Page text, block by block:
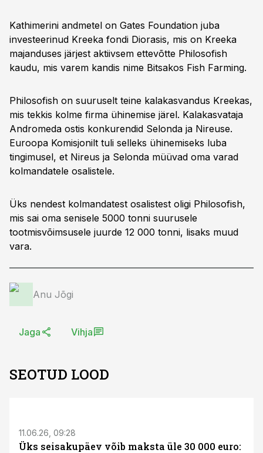
Kathimerini andmetel on Gates Foundation juba
investeerinud Kreeka fondi Diorasis, mis on Kreeka
majanduses järjest aktiivsem ettevõtte Philosofish
kaudu, mis varem kandis nime Bitsakos Fish Farming.
Philosofish on suuruselt teine kalakasvandus Kreekas,
mis tekkis kolme firma ühinemise järel. Kalakasvataja
Andromeda ostis konkurendid Selonda ja Nireuse.
Euroopa Komisjonilt tuli selleks ühinemiseks luba
tingimusel, et Nireus ja Selonda müüvad oma varad
kolmandatele osalistele.
Üks nendest kolmandatest osalistest oligi Philosofish,
mis sai oma senisele 5000 tonni suurusele
tootmisvõimsusele juurde 12 000 tonni, lisaks muud
vara.
Anu Jõgi
Jaga Vihja
SEOTUD LOOD
11.06.26, 09:28
Üks seisakupäev võib maksta üle 30 000 euro: